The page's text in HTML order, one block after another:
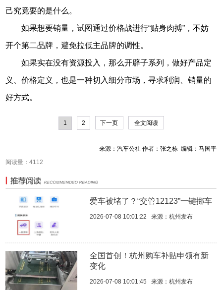
己究竟要的是什么。
如果想要销量，试图通过价格战进行“贴身肉搏”，不妨
开个第二品牌，避免拉低主品牌的调性。
如果实在没有资源投入，那么开辟子系列，做好产品定
义、价格定义，也是一种切入细分市场，寻求利润、销量的
好方式。
1 2 下一页 全文阅读
来源：汽车公社 作者：张之栋 编辑：马国平
阅读量：4112
爱车被堵了？“交管12123”一键挪车
2026-07-08 10:01:22 来源：杭州发布
全国首创！杭州购车补贴申领有新
变化
2026-07-08 10:01:45 来源：杭州发布